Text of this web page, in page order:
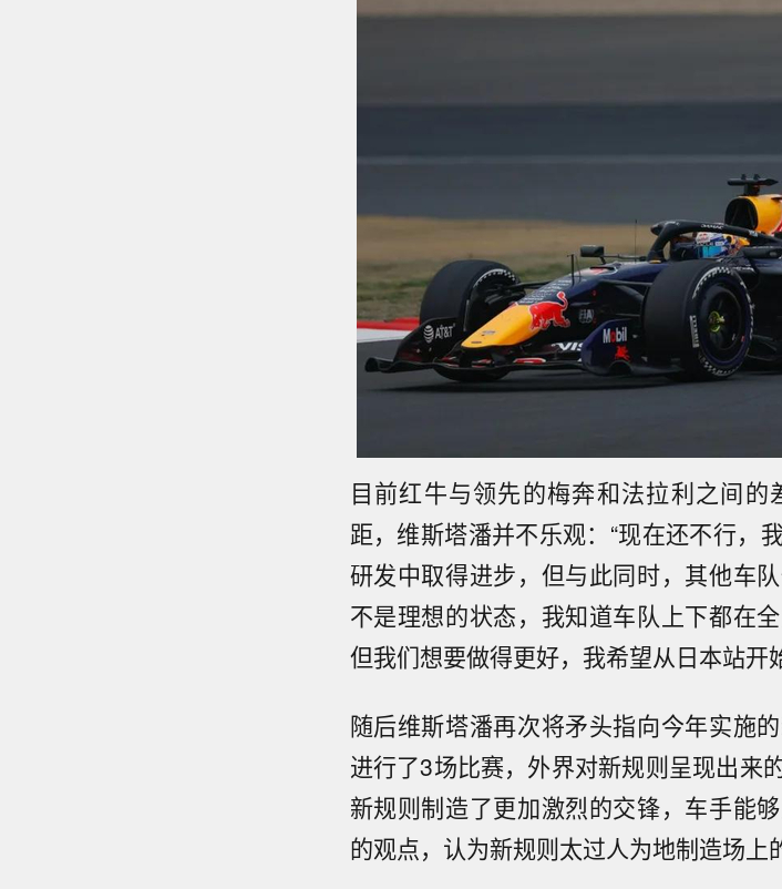
目前红牛与领先的梅奔和法拉利之间
距，维斯塔潘并不乐观：“现在还不行，
研发中取得进步，但与此同时，其他车
不是理想的状态，我知道车队上下都在
但我们想要做得更好，我希望从日本站开
随后维斯塔潘再次将矛头指向今年实施
进行了3场比赛，外界对新规则呈现出来
新规则制造了更加激烈的交锋，车手能
的观点，认为新规则太过人为地制造场上